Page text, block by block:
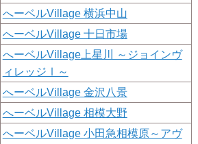
へーベルVillage 横浜中山
へーベルVillage 十日市場
へーベルVillage上星川 ～ジョインヴ
ィレッジⅠ～
へーベルVillage 金沢八景
へーベルVillage 相模大野
へーベルVillage 小田急相模原～アヴ